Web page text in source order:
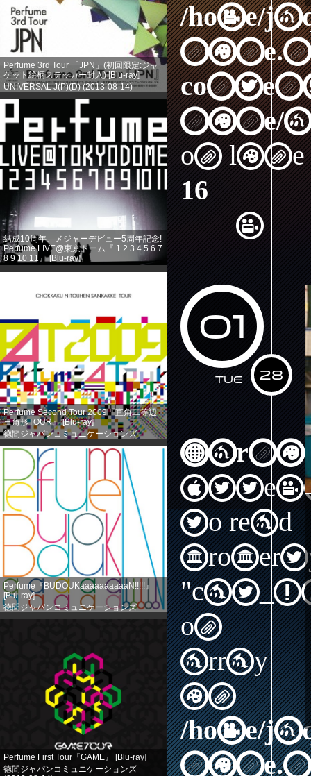
Perfume 3rd Tour 「JPN」(初回限定:ジャ
ケット絵柄ステッカー封入) [Blu-ray]
UNIVERSAL J(P)(D) (2013-08-14)
売り上げランキング: 386
結成10周年、メジャーデビュー5周年記念!
Perfume LIVE@東京ドーム『 1 2 3 4 5 6 7
8 9 10 11』 [Blu-ray]
徳間ジャパンコミュニケーションズ
Perfume Second Tour 2009『直角二等辺
三角形TOUR』 [Blu-ray]
徳間ジャパンコミュニケーションズ
(2013-08-14)
売り上げランキング: 584
Perfume『BUDOUKaaaaaaaaaaN!!!!!』
[Blu-ray]
徳間ジャパンコミュニケーションズ
(2013-08-14)
Perfume First Tour『GAME』 [Blu-ray]
徳間ジャパンコミュニケーションズ
/home/
nine/
on line
16
01
28
Tue
to read
on
array
in
/home/